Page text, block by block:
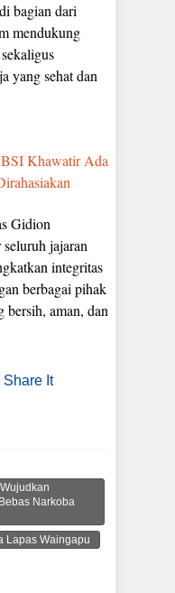
bagian dari
mendukung
yang sehat dan
Khawatir Ada
Gidion
jajaran
integritas
berbagai pihak
bersih, aman, dan
Share It
Narkoba
Lapas Waingapu